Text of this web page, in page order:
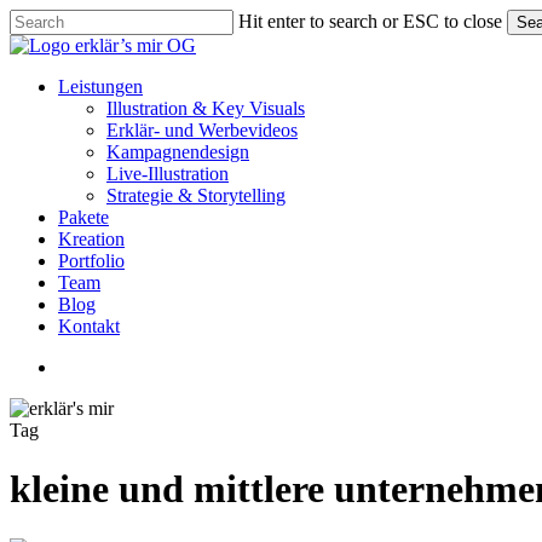
Skip
to
content
Hit enter to search or ESC to close
Close
Menu
Leistungen
Illustration & Key Visuals
Erklär- und Werbevideos
Kampagnendesign
Live-Illustration
Strategie & Storytelling
Pakete
Kreation
Portfolio
Team
Blog
Kontakt
Tag
kleine und mittlere